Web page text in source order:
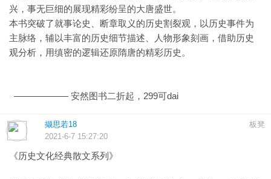
兴，事无巨细的展现精彩纷呈的大唐盛世。
本书突破了就事论史、断章取义的历史割裂观，以历史事件为
主脉络，辅以丰富的历史细节描述、人物形象刻画，借助历史
观分析，用缜密的逻辑还原隋唐的精彩历史。
—————— 安然图书二折起，299可dai
板凳
撷思若18
2021-6-7 15:27:20
《历史文化经典散文系列》